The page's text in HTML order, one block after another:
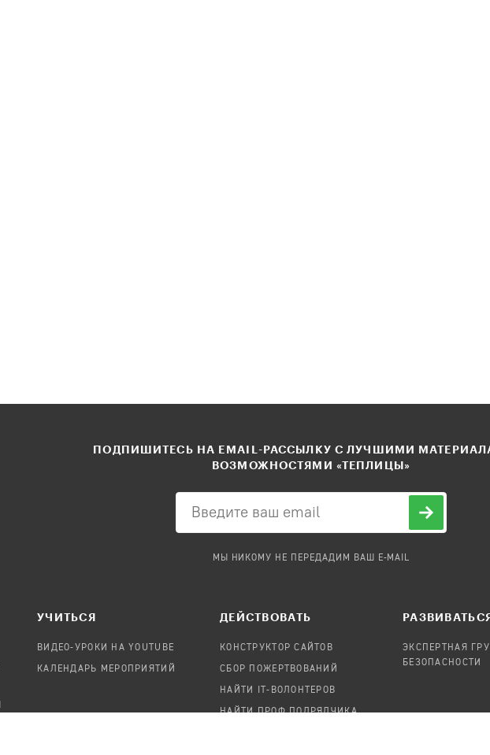
ПОДПИШИТЕСЬ НА EMAIL-РАССЫЛКУ С ЛУЧШИМИ
ВОЗМОЖНОСТЯМИ «ТЕПЛИЦЫ»
МЫ НИКОМУ НЕ ПЕРЕДАДИМ ВАШ E-MAIL
УЧИТЬСЯ
ВИДЕО-УРОКИ НА YOUTUBE
КАЛЕНДАРЬ МЕРОПРИЯТИЙ
ДЕЙСТВОВАТЬ
КОНСТРУКТОР САЙТОВ
СБОР ПОЖЕРТВОВАНИЙ
НАЙТИ IT-ВОЛОНТЕРОВ
НАЙТИ ПРОФ.ПОДРЯДЧИКА
ЭКСПЕРТНАЯ
БЕЗОПАСНОСТИ